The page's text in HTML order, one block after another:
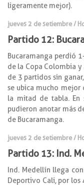
ligeramente mejor).
jueves 2 de setiembre /
Partido 12:
Bucaramanga perdió
de la Copa Colombia y
de 3 partidos sin
se ubica mucho mejor
la mitad de tabla. En
pudieron anotar más
de Bucaramanga.
jueves 2 de setiembre /
Partido 13: Ind.
Ind. Medellín llega
Deportivo Cali, por los